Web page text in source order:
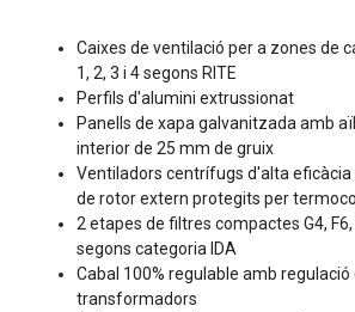
Caixes de ventilació per a zones de
1, 2, 3 i 4 segons RITE
Perfils d'alumini extrussionat
Panells de xapa galvanitzada amb
interior de 25 mm de gruix
Ventiladors centrífugs d'alta
de rotor extern protegits per
2 etapes de filtres compactes G4, F6,
segons categoria IDA
Cabal 100% regulable amb
transformadors